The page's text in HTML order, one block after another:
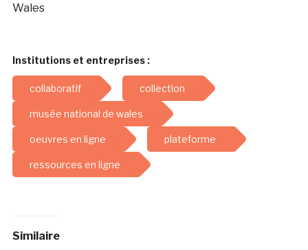
Wales
Institutions et entreprises :
collaboratif collection
musée national de wales
oeuvres en ligne plateforme
ressources en ligne
Similaire